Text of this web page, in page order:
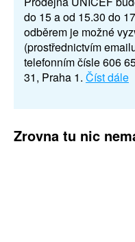
do 15 a od 15.30 do
odběrem je možné
(prostřednictvím
telefonním čísle 606
31, Praha 1. Číst dále
Zrovna tu nic